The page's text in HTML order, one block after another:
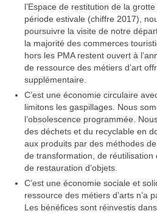
l’Espace de restitution de la
période estivale (chiffre 2017),
poursuivre la visite de notre
la majorité des commerces
hors les PMA restent ouvert à
de ressource des métiers d’art
supplémentaire.
C’est une économie circulaire
limitons les gaspillages. Nous
l’obsolescence programmée.
des déchets et du recyclable en
aux produits par des méthodes
de transformation, de
de restauration d’objets.
C’est une économie sociale et
ressource des métiers d’arts n’a
Les bénéfices sont réinvestis